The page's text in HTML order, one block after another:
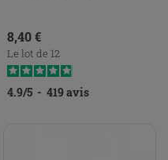
Prix
8,40 €
Le lot de 12
4.9/5 - 419 avis